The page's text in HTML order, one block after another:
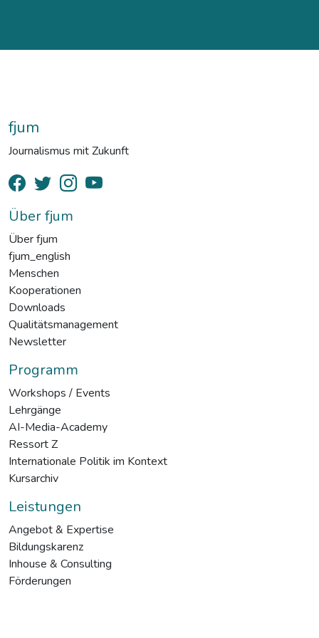
fjum
Journalismus mit Zukunft
Über fjum
Über fjum
fjum_english
Menschen
Kooperationen
Downloads
Qualitätsmanagement
Newsletter
Programm
Workshops / Events
Lehrgänge
AI-Media-Academy
Ressort Z
Internationale Politik im Kontext
Kursarchiv
Leistungen
Angebot & Expertise
Bildungskarenz
Inhouse & Consulting
Förderungen